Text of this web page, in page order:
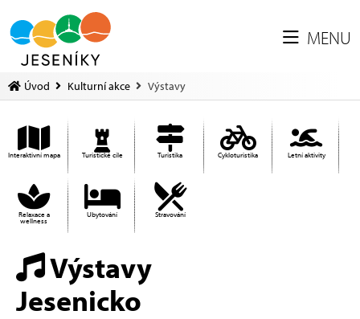
MENU
Úvod Kulturní akce Výstavy
Interaktivní mapa Turistické cíle Turistika Cykloturistika Letní aktivity
Relaxace a
wellness
Ubytování Stravování
Výstavy
Jesenicko